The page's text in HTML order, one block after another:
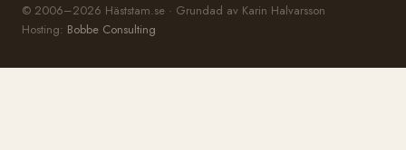
© 2006–2026 Häststam.se · Grundad av Karin Halvarsson
Hosting: Bobbe Consulting